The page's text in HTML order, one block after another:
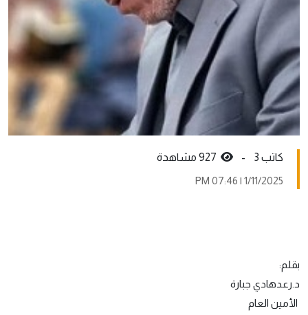
كاتب 3 -
1/11/2025 | 07:46 PM
بقلم:
د.رعدهادي جبارة
الأمين العام